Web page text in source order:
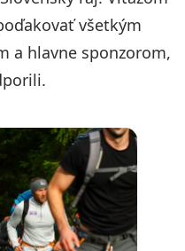
všetkým
a hlavne sponzorom,